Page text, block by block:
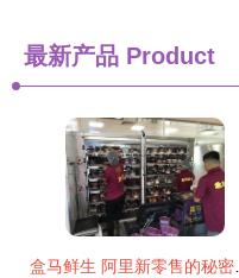
最新产品 Product